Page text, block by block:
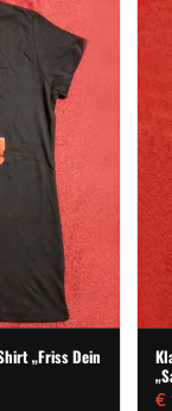
„Friss Dein
€